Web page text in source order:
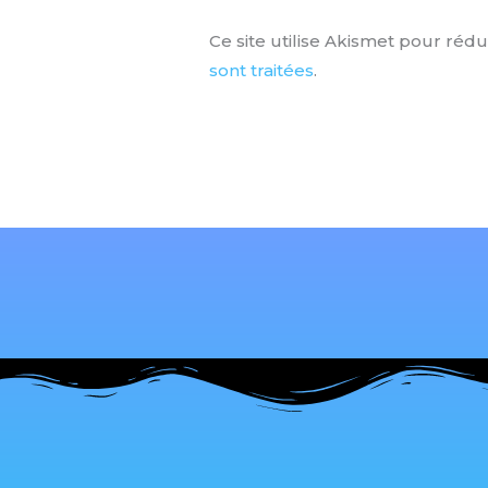
Ce site utilise Akismet pour
sont traitées.